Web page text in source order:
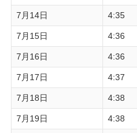
7月14日 4:35
7月15日 4:36
7月16日 4:36
7月17日 4:37
7月18日 4:38
7月19日 4:38